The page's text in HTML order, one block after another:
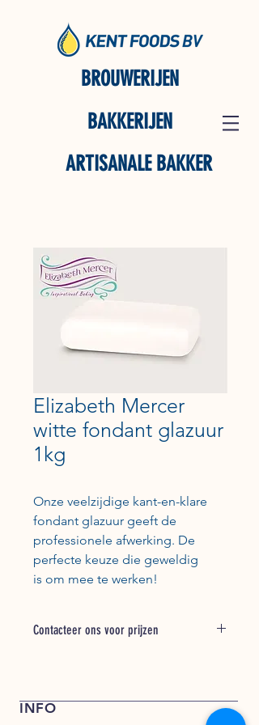
BROUWERIJEN
BAKKERIJEN
ARTISANALE BAKKER
Elizabeth Mercer
witte fondant glazuur
1kg
Onze veelzijdige kant-en-klare
fondant glazuur geeft de
professionele afwerking. De
perfecte keuze die geweldig
is om mee te werken!
Contacteer ons voor prijzen
INFO